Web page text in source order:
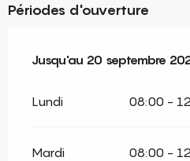
Périodes d'ouverture
Du6 juin 2026au20
Jusqu'au 20 septembre
Lundi 08:00 -
Mardi 08:00 -